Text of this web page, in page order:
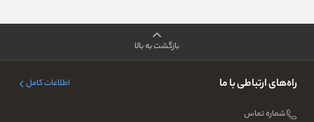
بازگشت به بالا
راه‌های ارتباطی با ما اطلاعات کامل
شماره تماس